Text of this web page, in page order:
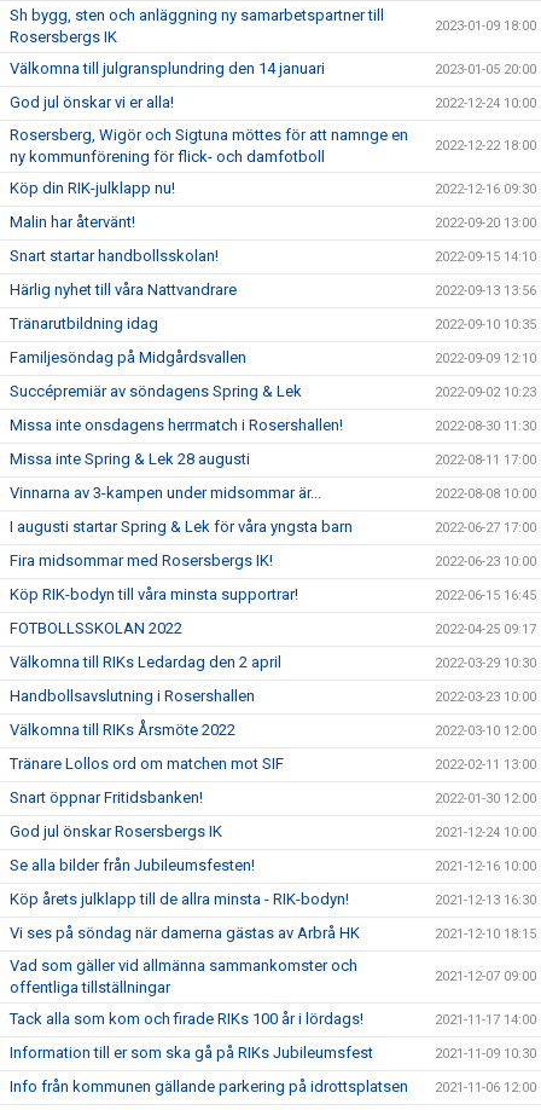
Sh bygg, sten och anläggning ny samarbetspartner till
Rosersbergs IK
2023-01-09 18:00
Välkomna till julgransplundring den 14 januari 2023-01-05 20:00
God jul önskar vi er alla! 2022-12-24 10:00
Rosersberg, Wigör och Sigtuna möttes för att namnge en
ny kommunförening för flick- och damfotboll
2022-12-22 18:00
Köp din RIK-julklapp nu! 2022-12-16 09:30
Malin har återvänt! 2022-09-20 13:00
Snart startar handbollsskolan! 2022-09-15 14:10
Härlig nyhet till våra Nattvandrare 2022-09-13 13:56
Tränarutbildning idag 2022-09-10 10:35
Familjesöndag på Midgårdsvallen 2022-09-09 12:10
Succépremiär av söndagens Spring & Lek 2022-09-02 10:23
Missa inte onsdagens herrmatch i Rosershallen! 2022-08-30 11:30
Missa inte Spring & Lek 28 augusti 2022-08-11 17:00
Vinnarna av 3-kampen under midsommar är... 2022-08-08 10:00
I augusti startar Spring & Lek för våra yngsta barn 2022-06-27 17:00
Fira midsommar med Rosersbergs IK! 2022-06-23 10:00
Köp RIK-bodyn till våra minsta supportrar! 2022-06-15 16:45
FOTBOLLSSKOLAN 2022 2022-04-25 09:17
Välkomna till RIKs Ledardag den 2 april 2022-03-29 10:30
Handbollsavslutning i Rosershallen 2022-03-23 10:00
Välkomna till RIKs Årsmöte 2022 2022-03-10 12:00
Tränare Lollos ord om matchen mot SIF 2022-02-11 13:00
Snart öppnar Fritidsbanken! 2022-01-30 12:00
God jul önskar Rosersbergs IK 2021-12-24 10:00
Se alla bilder från Jubileumsfesten! 2021-12-16 10:00
Köp årets julklapp till de allra minsta - RIK-bodyn! 2021-12-13 16:30
Vi ses på söndag när damerna gästas av Arbrå HK 2021-12-10 18:15
Vad som gäller vid allmänna sammankomster och
offentliga tillställningar
2021-12-07 09:00
Tack alla som kom och firade RIKs 100 år i lördags! 2021-11-17 14:00
Information till er som ska gå på RIKs Jubileumsfest 2021-11-09 10:30
Info från kommunen gällande parkering på idrottsplatsen 2021-11-06 12:00